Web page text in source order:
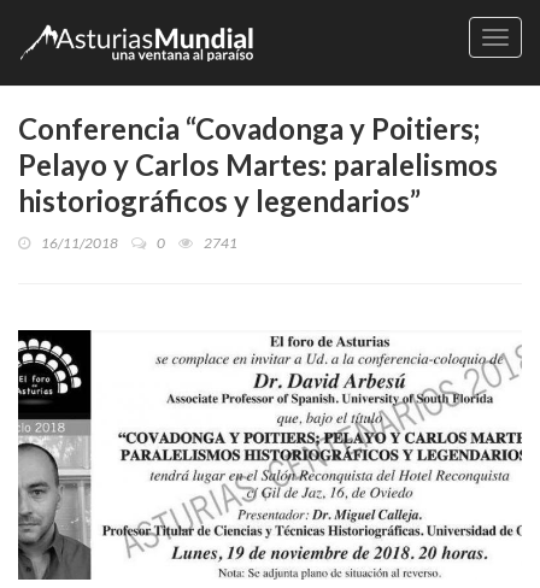
Conferencia “Covadonga y Poitiers;
Pelayo y Carlos Martes: paralelismos
historiográficos y legendarios”
16/11/2018 0 2741